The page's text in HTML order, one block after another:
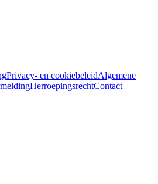
Privacy- en cookiebeleidAlgemene
HerroepingsrechtContact